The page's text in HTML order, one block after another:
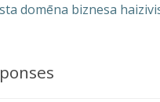
domēna biznesa